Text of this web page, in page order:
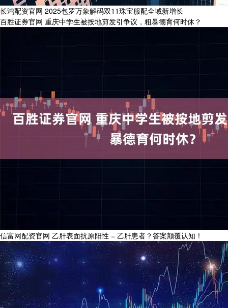
长鸿配资官网 2025包罗万象解码双11珠宝服配全域新增长
百胜证券官网 重庆中学生被按地剪发引争议，粗暴德育何时休？
信富网配资官网 乙肝表面抗原阳性 = 乙肝患者？答案颠覆认知！